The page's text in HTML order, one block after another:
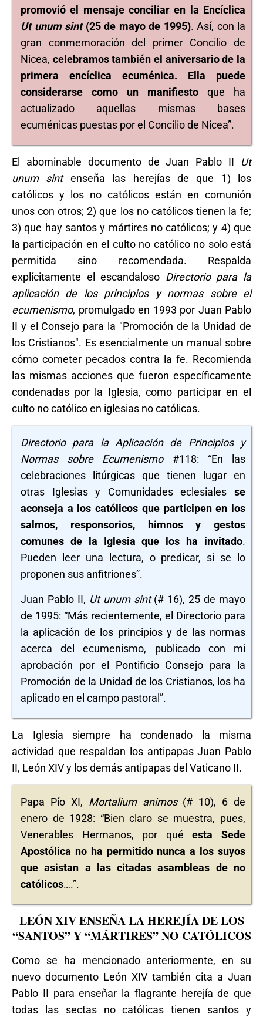
promovió el mensaje conciliar en la Encíclica
Ut unum sint(25 de mayo de 1995). Así, con la
gran conmemoración del primer Concilio de
Nicea, celebramos también el aniversario de la
primera encíclica ecuménica. Ella puede
considerarse como un manifiesto que ha
actualizado aquellas mismas bases
ecuménicas puestas por el Concilio de Nicea”.
El abominable documento de Juan Pablo II Ut
unum sintenseña las herejías de que 1) los
católicos y los no católicos están en comunión
unos con otros; 2) que los no católicos tienen la fe;
3) que hay santos y mártires no católicos; y 4) que
la participación en el culto no católico no solo está
permitida sino recomendada. Respalda
explícitamente el escandaloso Directorio para la
aplicación de los principios y normas sobre el
ecumenismo, promulgado en 1993 por Juan Pablo
II y el Consejo para la "Promoción de la Unidad de
los Cristianos". Es esencialmente un manual sobre
cómo cometer pecados contra la fe. Recomienda
las mismas acciones que fueron específicamente
condenadas por la Iglesia, como participar en el
culto no católico en iglesias no católicas.
Directorio para la Aplicación de Principios y
Normas sobre Ecumenismo#118: “En las
celebraciones litúrgicas que tienen lugar en
otras Iglesias y Comunidades eclesiales se
aconseja a los católicos que participen en los
salmos, responsorios, himnos y gestos
comunes de la Iglesia que los ha invitado.
Pueden leer una lectura, o predicar, si se lo
proponen sus anfitriones”.
Juan Pablo II, Ut unum sint(# 16), 25 de mayo
de 1995: “Más recientemente, el Directorio para
la aplicación de los principios y de las normas
acerca del ecumenismo, publicado con mi
aprobación por el Pontificio Consejo para la
Promoción de la Unidad de los Cristianos, los ha
aplicado en el campo pastoral”.
La Iglesia siempre ha condenado la misma
actividad que respaldan los antipapas Juan Pablo
II, León XIV y los demás antipapas del Vaticano II.
Papa Pío XI, Mortalium animos(# 10), 6 de
enero de 1928: “Bien claro se muestra, pues,
Venerables Hermanos, por quéesta Sede
Apostólica no ha permitido nunca a los suyos
que asistan a las citadas asambleas de no
católicos….”.
LEÓN XIV ENSEÑA LA HEREJÍA DE LOS
“SANTOS” Y “MÁRTIRES” NO CATÓLICOS
Como se ha mencionado anteriormente, en su
nuevo documento León XIV también cita a Juan
Pablo II para enseñar la flagrante herejía de que
todas las sectas no católicas tienen santos y